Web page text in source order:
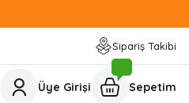
Sipariş Takibi
Üye Girişi Sepetim